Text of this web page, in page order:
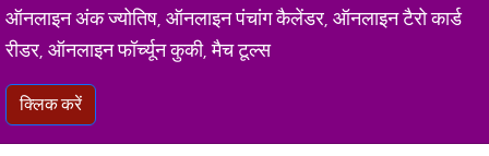
ऑनलाइन अंक ज्योतिष, ऑनलाइन पंचांग कैलेंडर, ऑनलाइन टैरो कार्ड
रीडर, ऑनलाइन फॉर्च्यून कुकी, मैच टूल्स
क्लिक करें